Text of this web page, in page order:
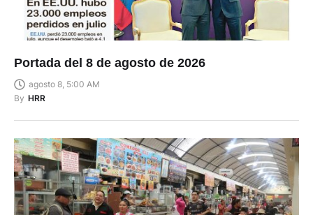
Portada del 8 de agosto de 2026
agosto 8, 5:00 AM
By HRR